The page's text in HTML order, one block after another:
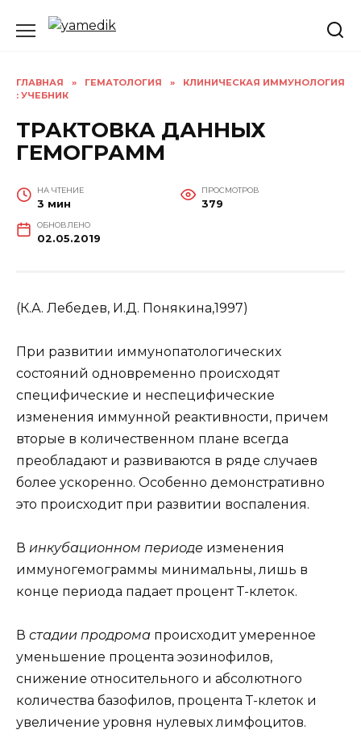
ГЛАВНАЯ » ГЕМАТОЛОГИЯ »
КЛИНИЧЕСКАЯ ИММУНОЛОГИЯ
: УЧЕБНИК
ТРАКТОВКА ДАННЫХ
ГЕМОГРАММ
НА ЧТЕНИЕ
3 мин
ПРОСМОТРОВ
379
ОБНОВЛЕНО
02.05.2019
(К.А. Лебедев, И.Д. Понякина,1997)
При развитии иммунопатологических
состояний одновременно происходят
специфические и неспецифические
изменения иммунной реактивности, причем
вторые в количественном плане всегда
преобладают и развиваются в ряде случаев
более ускоренно. Особенно демонстративно
это происходит при развитии воспаления.
В инкубационном периоде изменения
иммуногемограммы минимальны, лишь в
конце периода падает процент Т-клеток.
В стадии продрома происходит умеренное
уменьшение процента эозинофилов,
снижение относительного и абсолютного
количества базофилов, процента Т-клеток и
увеличение уровня нулевых лимфоцитов.